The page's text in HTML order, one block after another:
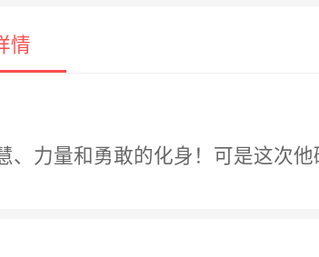
情
力量和勇敢的化身！可是这次他